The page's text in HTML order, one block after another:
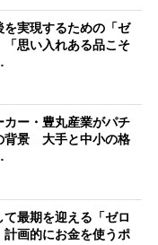
を実現するための「ゼ
思い入れある品こそ
カー・豊丸産業がパチ
背景 大手と中小の格
て最期を迎える「ゼロ
計画的にお金を使うポ